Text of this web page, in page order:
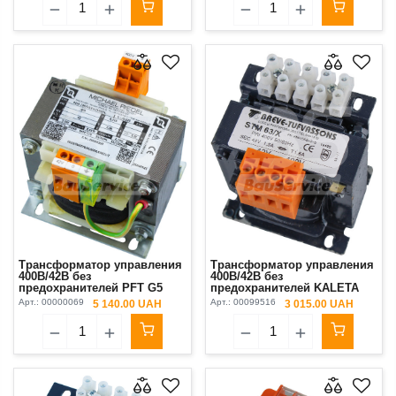
Трансформатор управления
400В/42В без
предохранителей PFT G5
Арт.: 00000069 5 140.00 UAH
Трансформатор управления
400В/42В без
предохранителей KALETA
Арт.: 00099516 3 015.00 UAH